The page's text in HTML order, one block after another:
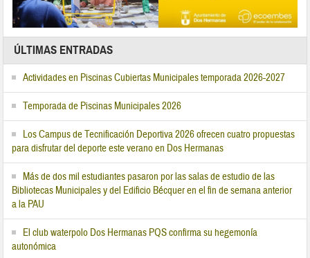
ÚLTIMAS ENTRADAS
Actividades en Piscinas Cubiertas Municipales temporada 2026-2027
Temporada de Piscinas Municipales 2026
Los Campus de Tecnificación Deportiva 2026 ofrecen cuatro propuestas
para disfrutar del deporte este verano en Dos Hermanas
Más de dos mil estudiantes pasaron por las salas de estudio de las
Bibliotecas Municipales y del Edificio Bécquer en el fin de semana anterior
a la PAU
El club waterpolo Dos Hermanas PQS confirma su hegemonía
autonómica